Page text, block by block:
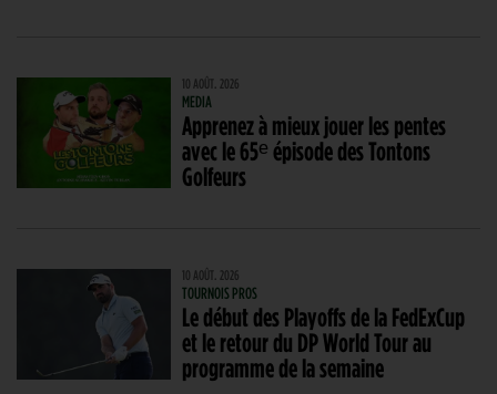
10 AOÛT. 2026
MEDIA
Apprenez à mieux jouer les pentes
avec le 65ᵉ épisode des Tontons
Golfeurs
10 AOÛT. 2026
TOURNOIS PROS
Le début des Playoffs de la FedExCup
et le retour du DP World Tour au
programme de la semaine